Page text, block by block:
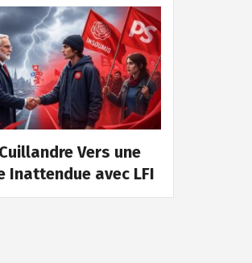
Vers une
Inattendue avec LFI